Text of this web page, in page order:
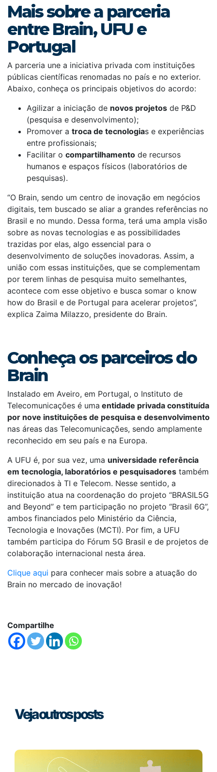
Mais sobre a parceria
entre Brain, UFU e
Portugal
A parceria une a iniciativa privada com instituições
públicas científicas renomadas no país e no exterior.
Abaixo, conheça os principais objetivos do acordo:
Agilizar a iniciação de novos projetos de P&D
(pesquisa e desenvolvimento);
Promover a troca de tecnologias e experiências
entre profissionais;
Facilitar o compartilhamento de recursos
humanos e espaços físicos (laboratórios de
pesquisas).
“O Brain, sendo um centro de inovação em negócios
digitais, tem buscado se aliar a grandes referências no
Brasil e no mundo. Dessa forma, terá uma ampla visão
sobre as novas tecnologias e as possibilidades
trazidas por elas, algo essencial para o
desenvolvimento de soluções inovadoras. Assim, a
união com essas instituições, que se complementam
por terem linhas de pesquisa muito semelhantes,
acontece com esse objetivo e busca somar o know
how do Brasil e de Portugal para acelerar projetos”,
explica Zaima Milazzo, presidente do Brain.
Conheça os parceiros do
Brain
Instalado em Aveiro, em Portugal, o Instituto de
Telecomunicações é uma entidade privada constituída
por nove instituições de pesquisa e desenvolvimento
nas áreas das Telecomunicações, sendo amplamente
reconhecido em seu país e na Europa.
A UFU é, por sua vez, uma universidade referência
em tecnologia, laboratórios e pesquisadores também
direcionados à TI e Telecom. Nesse sentido, a
instituição atua na coordenação do projeto “BRASIL5G
and Beyond” e tem participação no projeto “Brasil 6G”,
ambos financiados pelo Ministério da Ciência,
Tecnologia e Inovações (MCTI). Por fim, a UFU
também participa do Fórum 5G Brasil e de projetos de
colaboração internacional nesta área.
Clique aqui para conhecer mais sobre a atuação do
Brain no mercado de inovação!
Compartilhe
Veja outros posts